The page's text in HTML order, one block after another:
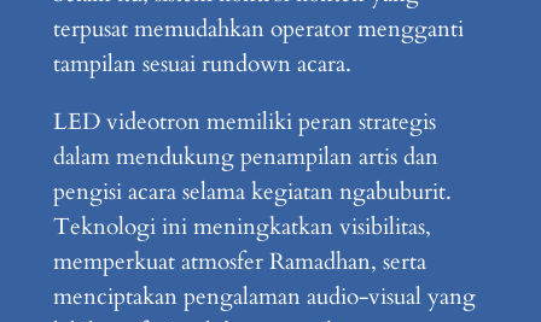
terpusat memudahkan operator mengganti
tampilan sesuai rundown acara.
LED videotron memiliki peran strategis
dalam mendukung penampilan artis dan
pengisi acara selama kegiatan ngabuburit.
Teknologi ini meningkatkan visibilitas,
memperkuat atmosfer Ramadhan, serta
menciptakan pengalaman audio-visual yang